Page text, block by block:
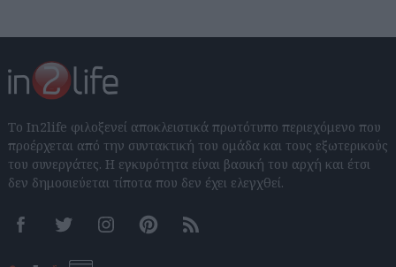
Το In2life φιλοξενεί αποκλειστικά πρωτότυπο περιεχόμενο που
προέρχεται από την συντακτική του ομάδα και τους εξωτερικούς
του συνεργάτες. Η εγκυρότητα είναι βασική του αρχή και έτσι
δεν δημοσιεύεται τίποτα που δεν έχει ελεγχθεί.
FacebookTwitter InstagramPinterestRSS feeds